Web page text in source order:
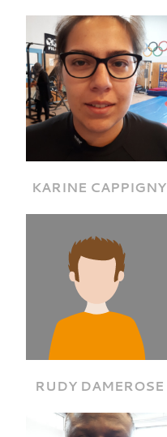
KARINE CAPPIGNY
RUDY DAMEROSE